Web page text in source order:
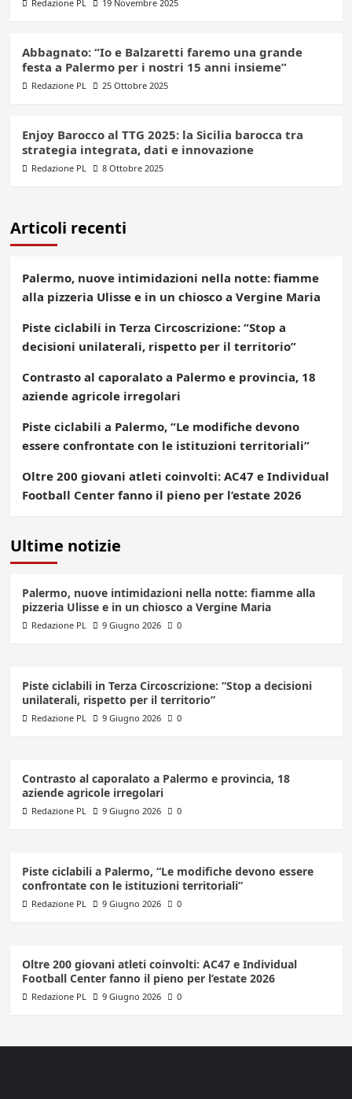
Redazione PL 19 Novembre 2025
Abbagnato: “Io e Balzaretti faremo una grande
festa a Palermo per i nostri 15 anni insieme”
Redazione PL 25 Ottobre 2025
Enjoy Barocco al TTG 2025: la Sicilia barocca tra
strategia integrata, dati e innovazione
Redazione PL 8 Ottobre 2025
Articoli recenti
Palermo, nuove intimidazioni nella notte: fiamme
alla pizzeria Ulisse e in un chiosco a Vergine Maria
Piste ciclabili in Terza Circoscrizione: “Stop a
decisioni unilaterali, rispetto per il territorio”
Contrasto al caporalato a Palermo e provincia, 18
aziende agricole irregolari
Piste ciclabili a Palermo, “Le modifiche devono
essere confrontate con le istituzioni territoriali”
Oltre 200 giovani atleti coinvolti: AC47 e Individual
Football Center fanno il pieno per l’estate 2026
Ultime notizie
Palermo, nuove intimidazioni nella notte: fiamme alla
pizzeria Ulisse e in un chiosco a Vergine Maria
Redazione PL 9 Giugno 2026 0
Piste ciclabili in Terza Circoscrizione: “Stop a decisioni
unilaterali, rispetto per il territorio”
Redazione PL 9 Giugno 2026 0
Contrasto al caporalato a Palermo e provincia, 18
aziende agricole irregolari
Redazione PL 9 Giugno 2026 0
Piste ciclabili a Palermo, “Le modifiche devono essere
confrontate con le istituzioni territoriali”
Redazione PL 9 Giugno 2026 0
Oltre 200 giovani atleti coinvolti: AC47 e Individual
Football Center fanno il pieno per l’estate 2026
Redazione PL 9 Giugno 2026 0